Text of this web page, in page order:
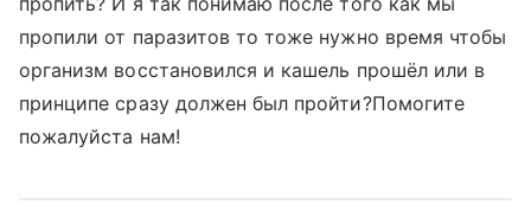
пропили от паразитов то тоже нужно время чтобы
организм восстановился и кашель прошёл или в
принципе сразу должен был пройти?Помогите
пожалуйста нам!